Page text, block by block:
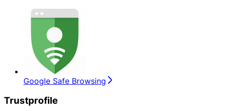
Google Safe Browsing
Trustprofile